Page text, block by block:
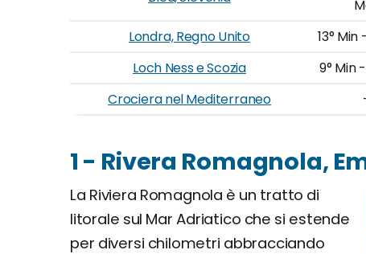
Londra, Regno Unito 13° Min
Loch Ness e Scozia
9° Min
Crociera nel Mediterraneo
1 - Rivera Romagnola,
La Riviera Romagnola è un tratto di
litorale sul Mar Adriatico che si estende
per diversi chilometri abbracciando